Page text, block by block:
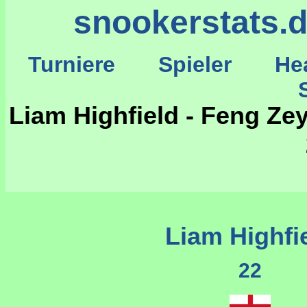
Turniere Spieler
Liam Highfield - Feng
Liam
22